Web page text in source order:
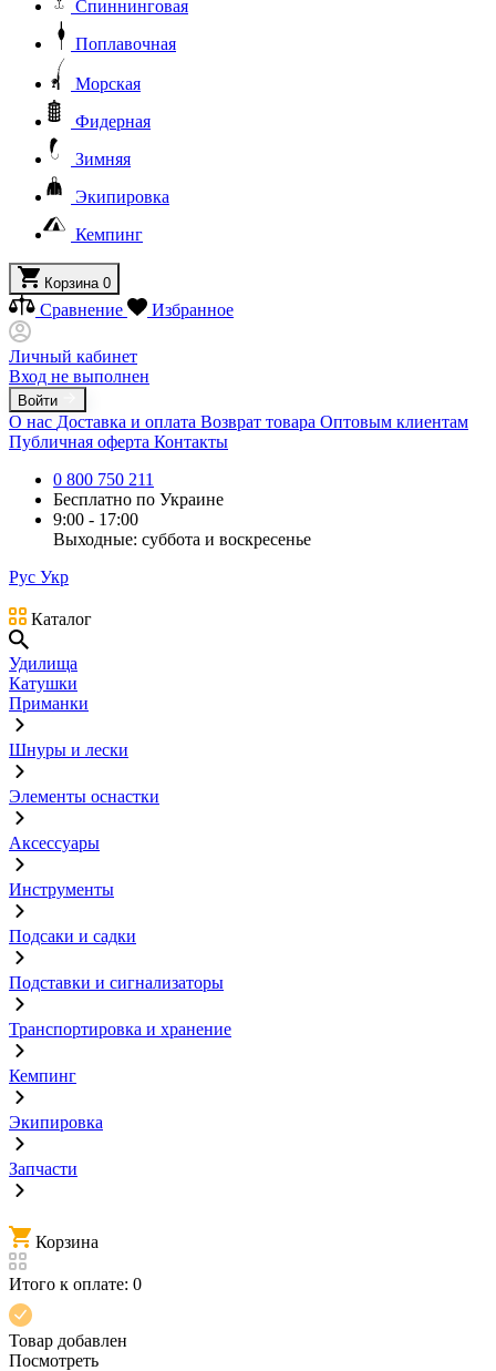
Спиннинговая
Поплавочная
Морская
Фидерная
Зимняя
Экипировка
Кемпинг
Корзина 0
Сравнение Избранное
Личный кабинет
Вход не выполнен
Войти
О нас Доставка и оплата Возврат товара Оптовым клиентам
Публичная оферта Контакты
0 800 750 211
Бесплатно по Украине
9:00 - 17:00
Выходные: суббота и воскресенье
Рус Укр
Каталог
Удилища
Катушки
Приманки
Шнуры и лески
Элементы оснастки
Аксессуары
Инструменты
Подсаки и садки
Подставки и сигнализаторы
Транспортировка и хранение
Кемпинг
Экипировка
Запчасти
Корзина
Итого к оплате: 0
Товар добавлен
Посмотреть